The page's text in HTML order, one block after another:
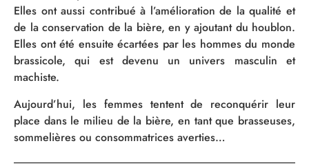
Elles ont aussi contribué à l’amélioration de la qualité et
de la conservation de la bière, en y ajoutant du houblon.
Elles ont été ensuite écartées par les hommes du monde
brassicole, qui est devenu un univers masculin et
machiste.
Aujourd’hui, les femmes tentent de reconquérir leur
place dans le milieu de la bière, en tant que brasseuses,
sommelières ou consommatrices averties…